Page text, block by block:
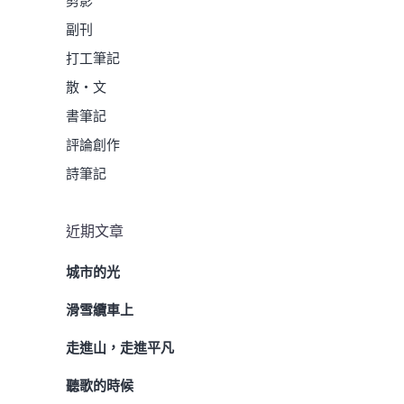
副刊
打工筆記
散・文
書筆記
評論創作
詩筆記
近期文章
城市的光
滑雪纜車上
走進山，走進平凡
聽歌的時候